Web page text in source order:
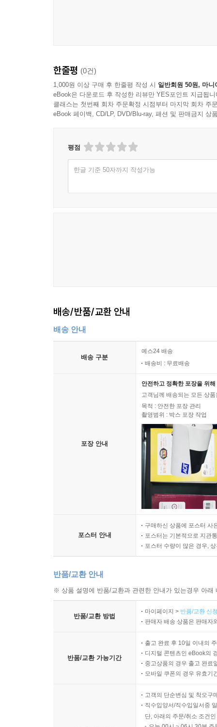
한줄평 (0건)
1,000원 이상 구매 후 한줄평 작성 시 일반회원 50원, 마니
eBook은 다운로드 후 작성한 리뷰만 YES포인트 지급됩니
클래스는 첫번째 회차 주문확정 시점부터 마지막 회차 주
eBook 페이백, CD/LP, DVD/Blu-ray, 패션 및 판매금지 상
평점
한글 기준 50자까지 작성가능
배송/반품/교환 안내
배송 안내
배송 구분
예스24 배송
배송비 : 무료배송
포장 안내
안전하고 정확한 포장을 위
고객님께 배송되는 모든 상
목적 : 안전한 포장 관리
촬영범위 : 박스 포장 작업
포스터 안내
구매하신 상품에 포스터 사
포스터는 기본적으로 지관
포스터 수량이 많은 경우,
반품/교환 안내
※ 상품 설명에 반품/교환과 관련한 안내가 있는경우 아
반품/교환 방법
마이페이지 > 반품/교환 신
판매자 배송 상품은 판매자
반품/교환 가능기간
출고 완료 후 10일 이내의
디지털 콘텐츠인 eBook의
중고상품의 경우 출고 완료
모바일 쿠폰의 경우 유효기
고객의 단순변심 및 착오구
직수입양서/직수입일서중
단, 아래의 주문/취소 조건